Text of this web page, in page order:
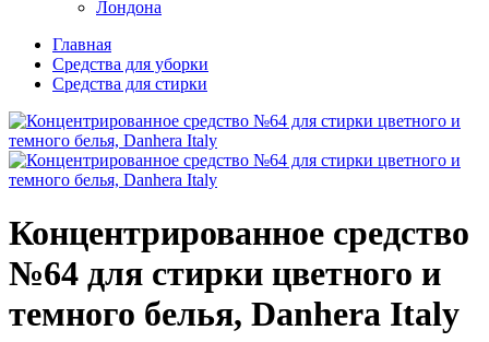
Главная
Средства для уборки
Средства для стирки
Концентрированное средство
№64 для стирки цветного и
темного белья, Danhera Italy